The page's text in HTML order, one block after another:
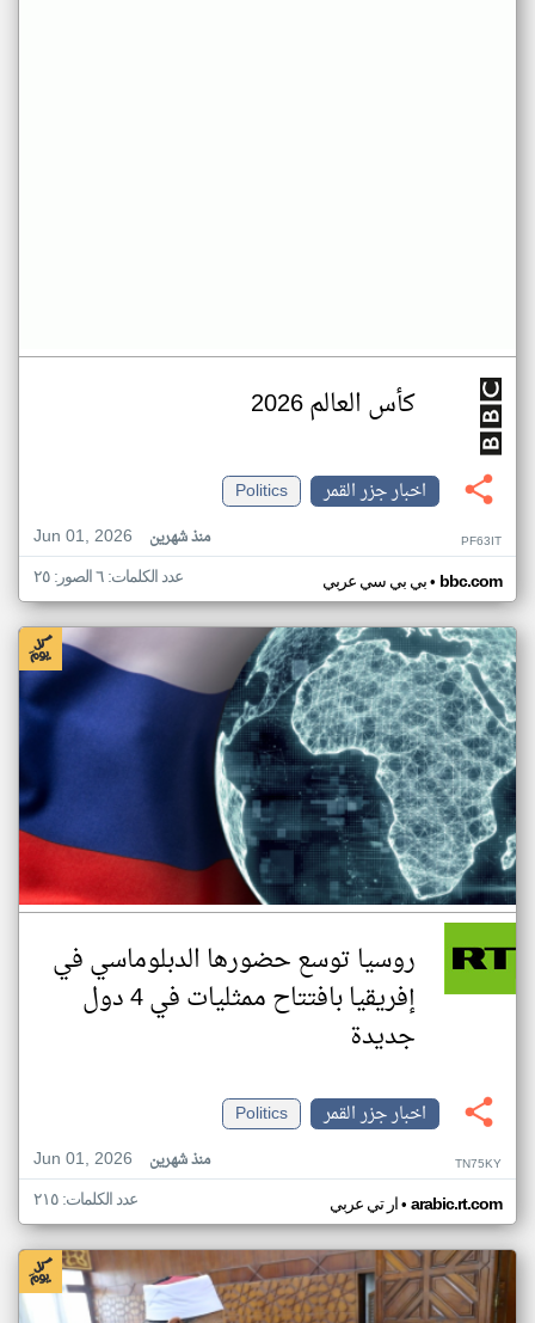
كأس العالم 2026
اخبار جزر القمر
Politics
Jun 01, 2026
منذ شهرين PF63IT
بي بي سي عربي• bbc.com عدد الكلمات: ٦ الصور: ٢٥
روسيا توسع حضورها الدبلوماسي في
إفريقيا بافتتاح ممثليات في 4 دول
جديدة
اخبار جزر القمر
Politics
Jun 01, 2026
منذ شهرين TN75KY
ار تي عربي• arabic.rt.com عدد الكلمات: ٢١٥